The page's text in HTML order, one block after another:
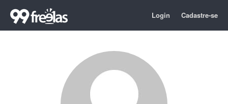
Login Cadastre-se